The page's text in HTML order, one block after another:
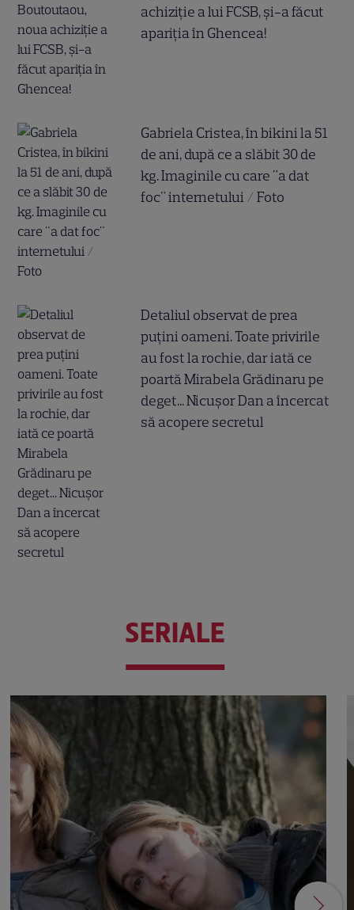
achiziție a lui FCSB, și-a făcut
apariția în Ghencea!
Gabriela Cristea, în bikini la 51
de ani, după ce a slăbit 30 de
kg. Imaginile cu care "a dat
foc" internetului / Foto
Detaliul observat de prea
puțini oameni. Toate privirile
au fost la rochie, dar iată ce
poartă Mirabela Grădinaru pe
deget... Nicușor Dan a încercat
să acopere secretul
SERIALE